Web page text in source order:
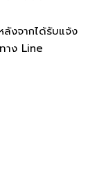
งจากได้รับแจ้ง
าง Line